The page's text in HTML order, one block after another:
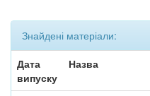
Знайдені матеріали:
Дата
випуску
Назва